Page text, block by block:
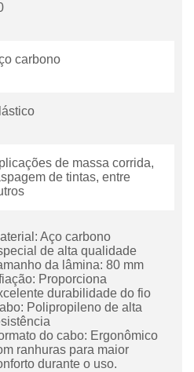
carbono
de massa corrida,
de tintas, entre
Aço carbono
de alta qualidade
da lâmina: 80 mm
Proporciona
durabilidade do fio
Polipropileno de alta
do cabo: Ergonômico
ranhuras para maior
durante o uso.